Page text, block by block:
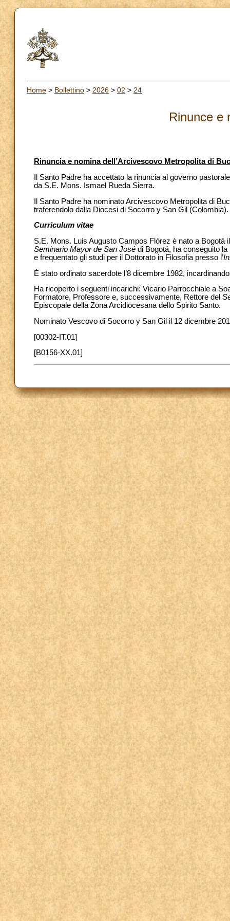
Home > Bollettino > 2026 > 02 > 24
Rinunce e
Rinuncia e nomina dell’Arcivescovo Metropolita di
Il Santo Padre ha accettato la rinuncia al governo
da S.E. Mons. Ismael Rueda Sierra.
Il Santo Padre ha nominato Arcivescovo Metropolita di
traferendolo dalla Diocesi di Socorro y San Gil (Colombia).
Curriculum vitae
S.E. Mons. Luis Augusto Campos Flórez è nato a Bogotá
Seminario Mayor de San José di Bogotá, ha conseguito
e frequentato gli studi per il Dottorato in Filosofia presso l’
È stato ordinato sacerdote l’8 dicembre 1982,
Ha ricoperto i seguenti incarichi: Vicario Parrocchiale a
Formatore, Professore e, successivamente, Rettore del
Episcopale della Zona Arcidiocesana dello Spirito Santo.
Nominato Vescovo di Socorro y San Gil il 12 dicembre
[00302-IT.01]
[B0156-XX.01]